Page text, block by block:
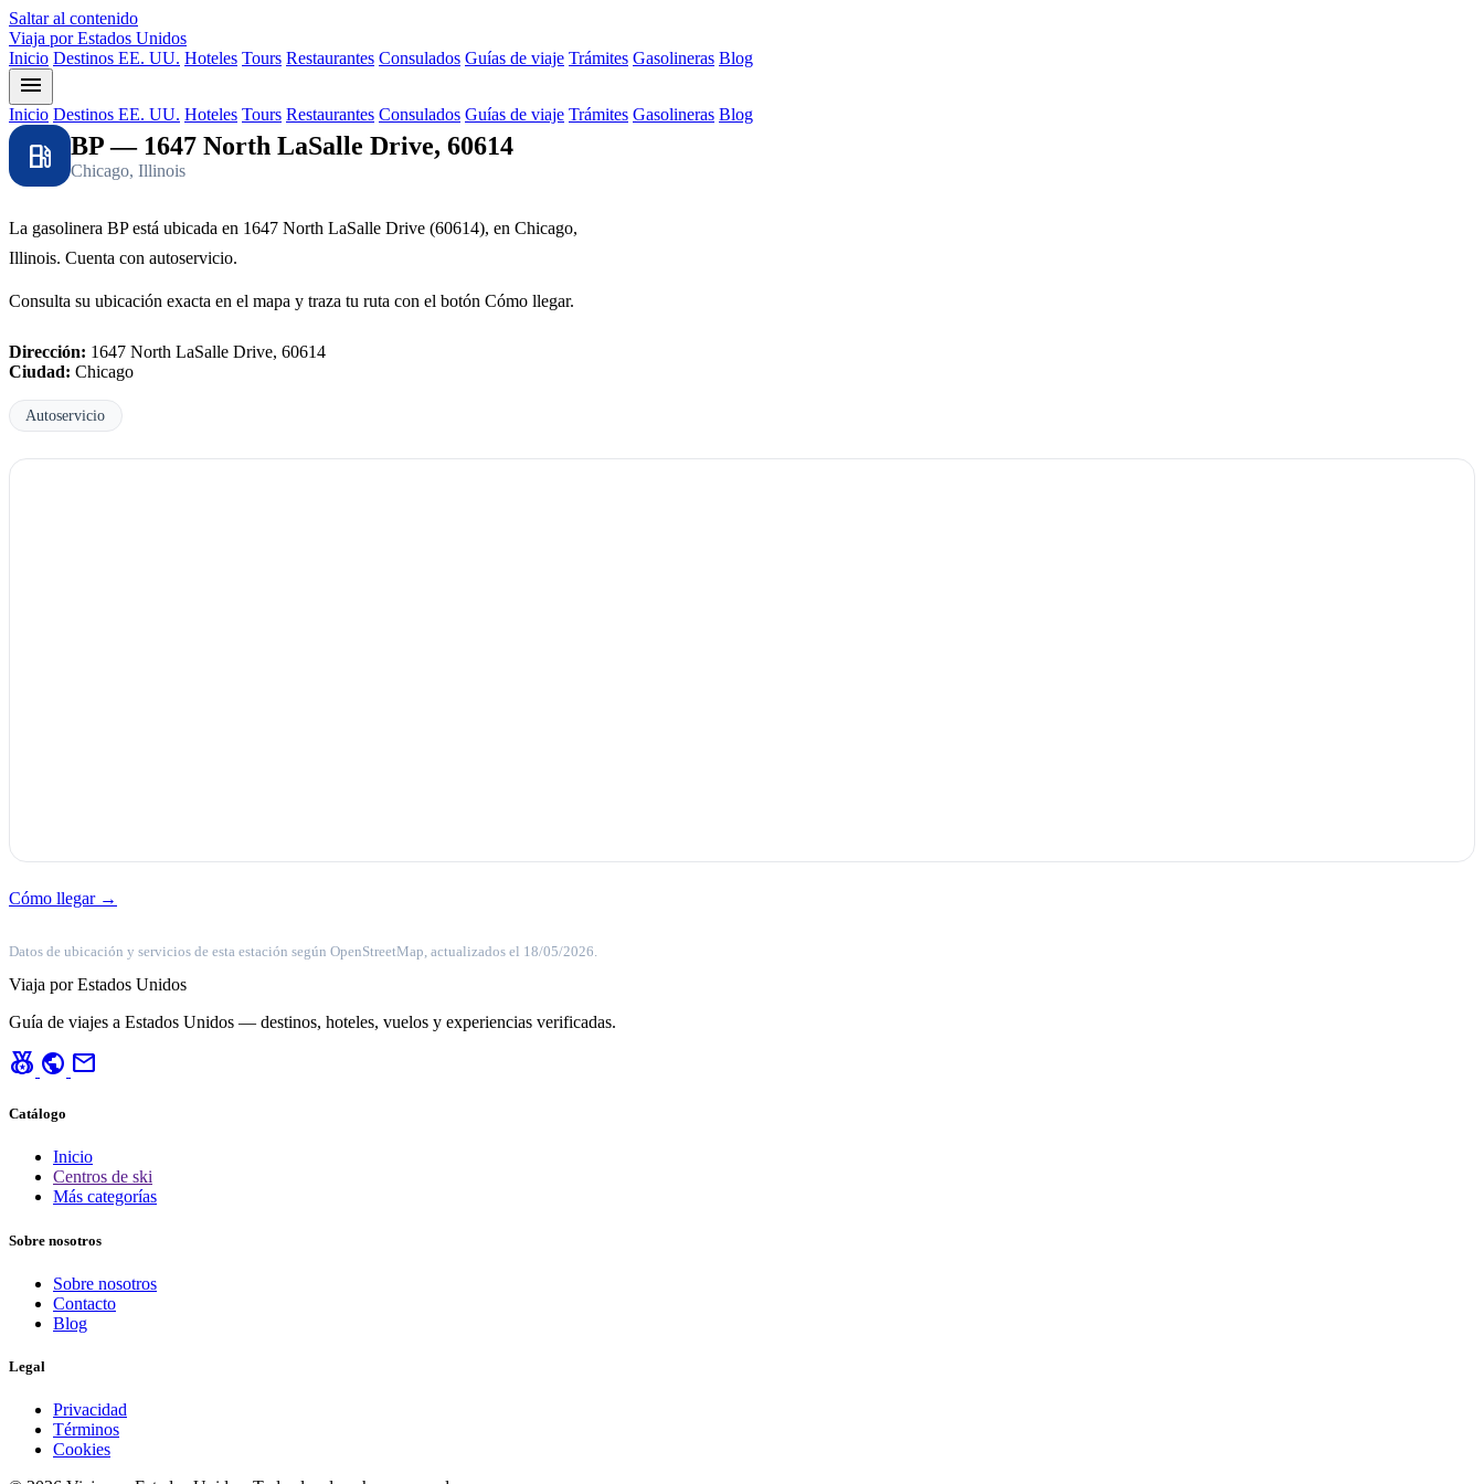
Saltar al contenido
Viaja por Estados Unidos
Inicio Destinos EE. UU. Hoteles Tours Restaurantes Consulados Guías de viaje Trámites Gasolineras Blog
menu
Inicio Destinos EE. UU. Hoteles Tours Restaurantes Consulados Guías de viaje Trámites Gasolineras Blog
local_gas_station BP — 1647 North LaSalle Drive, 60614
Chicago, Illinois
La gasolinera BP está ubicada en 1647 North LaSalle Drive (60614), en Chicago,
Illinois. Cuenta con autoservicio.
Consulta su ubicación exacta en el mapa y traza tu ruta con el botón Cómo llegar.
Dirección: 1647 North LaSalle Drive, 60614
Ciudad: Chicago
Autoservicio
Cómo llegar →
Datos de ubicación y servicios de esta estación según OpenStreetMap, actualizados el 18/05/2026.
Viaja por Estados Unidos
Guía de viajes a Estados Unidos — destinos, hoteles, vuelos y experiencias verificadas.
social_leaderboard public mail
Catálogo
Inicio
Centros de ski
Más categorías
Sobre nosotros
Sobre nosotros
Contacto
Blog
Legal
Privacidad
Términos
Cookies